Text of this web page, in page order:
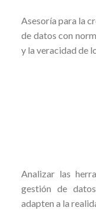
Asesoría para la
de datos con
y la veracidad de
Analizar las
gestión de
adapten a la